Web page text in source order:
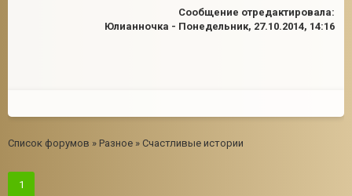
Сообщение отредактировала:
Юлианночка - Понедельник, 27.10.2014, 14:16
Список форумов » Разное » Счастливые истории
1